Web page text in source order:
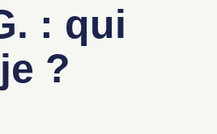
: qui
?